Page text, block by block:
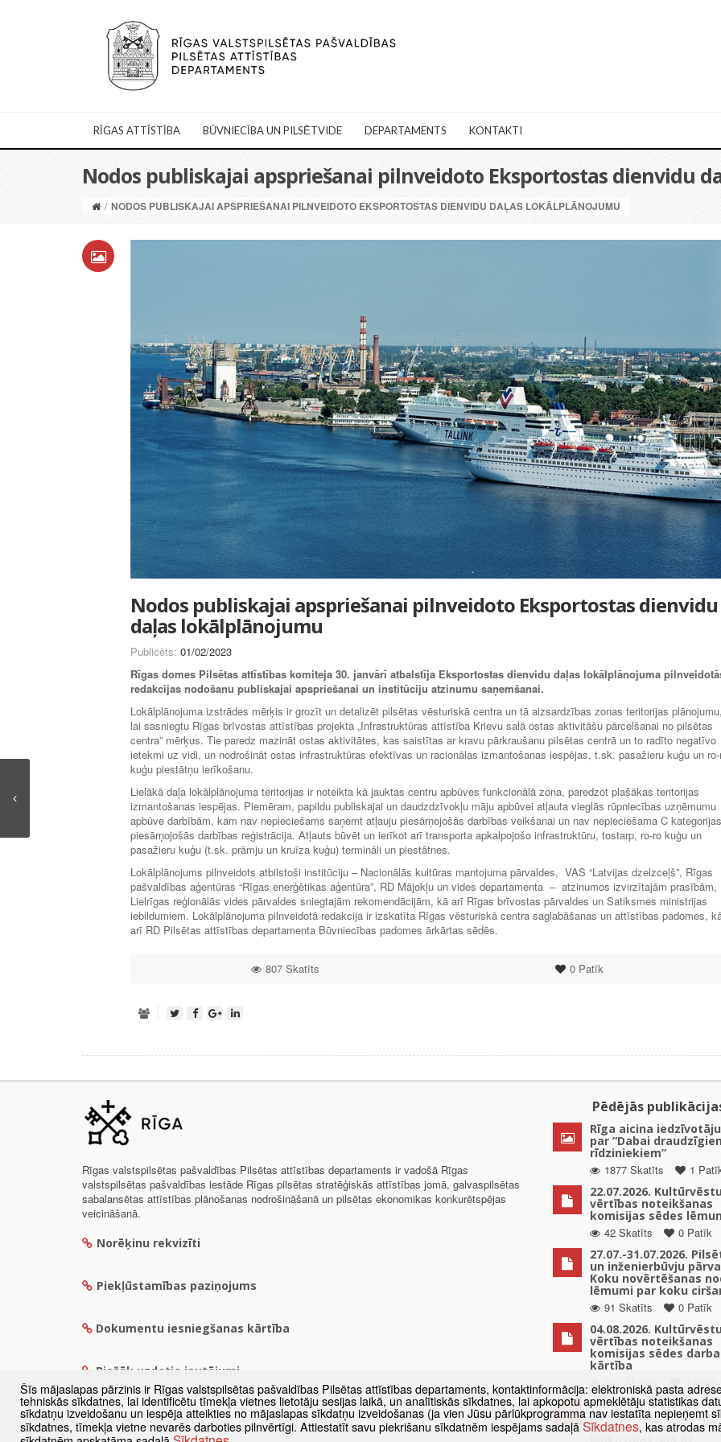
RĪGAS ATTĪSTĪBA BŪVNIECĪBA UN PILSĒTVIDE DEPARTAMENTS KONTAKTI
Nodos publiskajai apspriešanai pilnveidoto Eksportostas dienvidu
/ NODOS PUBLISKAJAI APSPRIEŠANAI PILNVEIDOTO EKSPORTOSTAS DIENVIDU DAĻAS LOKĀLPLĀNOJUMU
Nodos publiskajai apspriešanai pilnveidoto Eksportostas dienvidu
daļas lokālplānojumu
Publicēts: 01/02/2023
Rīgas domes Pilsētas attīstības komiteja 30. janvārī atbalstīja Eksportostas dienvidu daļas lokālplānojuma
redakcijas nodošanu publiskajai apspriešanai un institūciju atzinumu saņemšanai.
Lokālplānojuma izstrādes mērķis ir grozīt un detalizēt pilsētas vēsturiskā centra un tā aizsardzības zonas teritorijas
lai sasniegtu Rīgas brīvostas attīstības projekta „Infrastruktūras attīstība Krievu salā ostas aktivitāšu pārcelšanai no pilsētas
centra” mērķus. Tie paredz mazināt ostas aktivitātes, kas saistītas ar kravu pārkraušanu pilsētas centrā un to radīto negatīvo
ietekmi uz vidi, un nodrošināt ostas infrastruktūras efektīvas un racionālas izmantošanas iespējas, t.sk. pasažieru kuģu un
kuģu piestātņu ierīkošanu.
Lielākā daļa lokālplānojuma teritorijas ir noteikta kā jauktas centru apbūves funkcionālā zona, paredzot plašākas teritorijas
izmantošanas iespējas. Piemēram, papildu publiskajai un daudzdzīvokļu māju apbūvei atļauta vieglās rūpniecības uzņēmumu
apbūve darbībām, kam nav nepieciešams saņemt atļauju piesārņojošās darbības veikšanai un nav nepieciešama C kategorijas
piesārņojošās darbības reģistrācija. Atļauts būvēt un ierīkot arī transporta apkalpojošo infrastruktūru, tostarp, ro-ro kuģu un
pasažieru kuģu (t.sk. prāmju un kruīza kuģu) termināli un piestātnes.
Lokālplānojums pilnveidots atbilstoši institūciju – Nacionālās kultūras mantojuma pārvaldes, VAS “Latvijas dzelzceļš”, Rīgas
pašvaldības aģentūras “Rīgas enerģētikas aģentūra”, RD Mājokļu un vides departamenta – atzinumos izvirzītajām prasībām,
Lielrīgas reģionālās vides pārvaldes sniegtajām rekomendācijām, kā arī Rīgas brīvostas pārvaldes un Satiksmes ministrijas
iebildumiem. Lokālplānojuma pilnveidotā redakcija ir izskatīta Rīgas vēsturiskā centra saglabāšanas un attīstības padomes,
arī RD Pilsētas attīstības departamenta Būvniecības padomes ārkārtas sēdēs.
0Patīk
807 Skatīts
Rīgas valstspilsētas pašvaldības Pilsētas attīstības departaments ir vadošā Rīgas
valstspilsētas pašvaldības iestāde Rīgas pilsētas stratēģiskās attīstības jomā, galvaspilsētas
sabalansētas attīstības plānošanas nodrošināšanā un pilsētas ekonomikas konkurētspējas
veicināšanā.
Norēķinu rekvizīti
Piekļūstamības paziņojums
Dokumentu iesniegšanas kārtība
Biežāk uzdotie jautājumi
Pēdējās
Rīga aicina
par “Dabai
rīdziniekiem”
1877 Skatīts
1
22.07.2026.
vērtības noteikšanas
komisijas sēdes
42 Skatīts
0 Patīk
27.07.-31.07.2026.
un inženierbūvju
Koku novērtēšanas
lēmumi par koku
91 Skatīts
0 Patīk
04.08.2026.
vērtības noteikšanas
komisijas sēdes darba
kārtība
147 Skatīts
0 Patīk
Paziņojums par
detālplānojuma
uzsākšanu zemes
Šīs mājaslapas pārzinis ir Rīgas valstspilsētas pašvaldības Pilsētas attīstības departaments, kontaktinformācija: elektroniskā pasta
tehniskās sīkdatnes, lai identificētu tīmekļa vietnes lietotāju sesijas laikā, un analītiskās sīkdatnes, lai apkopotu apmeklētāju statistikas
sīkdatņu izveidošanu un iespēja atteikties no mājaslapas sīkdatņu izveidošanas (ja vien Jūsu pārlūkprogramma nav iestatīta nepieņemt
sīkdatnes, tīmekļa vietne nevarēs darboties pilnvērtīgi. Attiestatīt savu piekrišanu sīkdatnēm iespējams sadaļā Sīkdatnes, kas atrodas